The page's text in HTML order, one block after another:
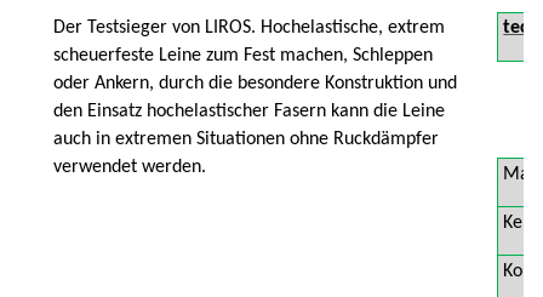
Der Testsieger von LIROS. Hochelastische, extrem
scheuerfeste Leine zum Fest machen, Schleppen
oder Ankern, durch die besondere Konstruktion und
den Einsatz hochelastischer Fasern kann die Leine
auch in extremen Situationen ohne Ruckdämpfer
verwendet werden.
Kern